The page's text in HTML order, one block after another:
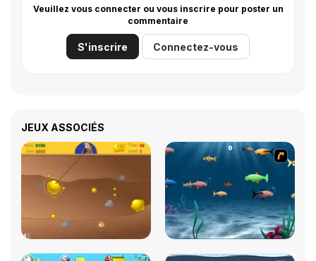
Veuillez vous connecter ou vous inscrire pour poster un
commentaire
S'inscrire Connectez-vous
JEUX ASSOCIÉS